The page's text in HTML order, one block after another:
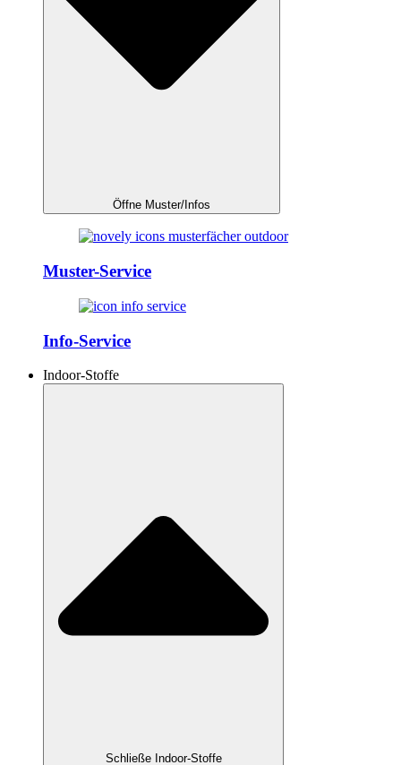
Öffne Muster/Infos
Muster-Service
Info-Service
Indoor-Stoffe
Schließe Indoor-Stoffe